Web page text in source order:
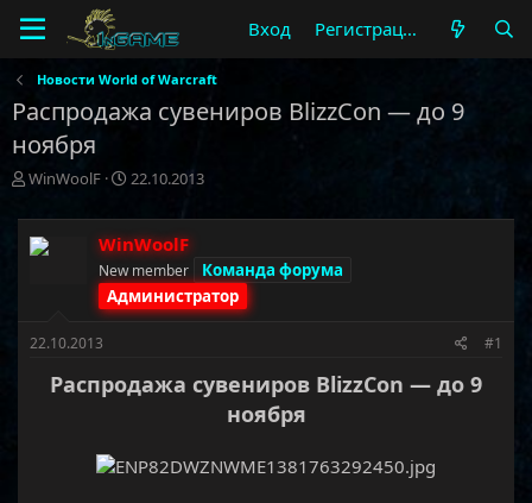
Вход Регистрация
Новости World of Warcraft
Распродажа сувениров BlizzCon — до 9
ноября
А
т
о
р
ы
WinWoolF
Д
т
а
н
а
ч
22.10.2013
WinWoolF
New member
Команда форума
Администратор
22.10.2013 #1
Распродажа сувениров BlizzCon — до 9
ноября